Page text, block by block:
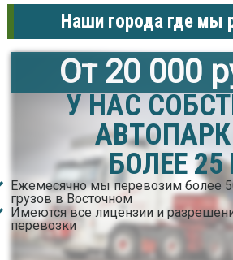
Наши города где мы
От 20 000
У НАС
БОЛЕЕ
Ежемесячно мы перевозим более
грузов в Восточном
Имеются все лицензии и
перевозки